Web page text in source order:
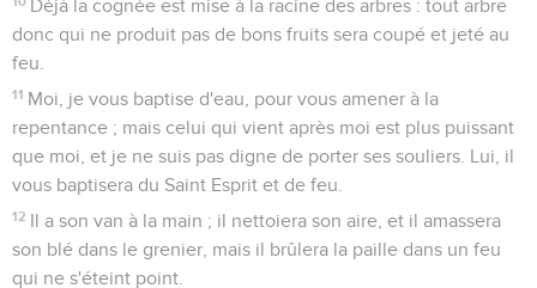
Déjà la cognée est mise à la racine des arbres : tout arbre
donc qui ne produit pas de bons fruits sera coupé et jeté au
feu.
11 Moi, je vous baptise d'eau, pour vous amener à la
repentance ; mais celui qui vient après moi est plus puissant
que moi, et je ne suis pas digne de porter ses souliers. Lui, il
vous baptisera du Saint Esprit et de feu.
12 Il a son van à la main ; il nettoiera son aire, et il amassera
son blé dans le grenier, mais il brûlera la paille dans un feu
qui ne s'éteint point.